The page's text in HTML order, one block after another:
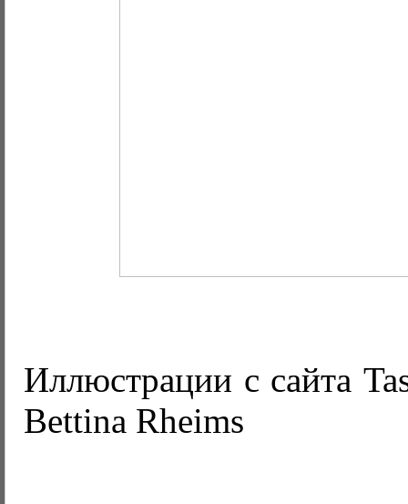
Иллюстрации с сайта
Bettina Rheims